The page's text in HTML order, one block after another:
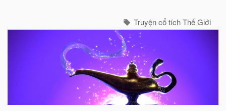
Truyện cổ tích Thế Giới